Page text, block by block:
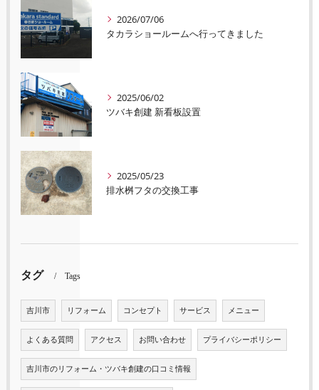
2026/07/06
タカラショールームへ行ってきました
2025/06/02
ツバキ創建 新看板設置
2025/05/23
排水桝フタの交換工事
タグ Tags
吉川市 リフォーム コンセプト サービス メニュー
よくある質問 アクセス お問い合わせ プライバシーポリシー
吉川市のリフォーム・ツバキ創建の口コミ情報